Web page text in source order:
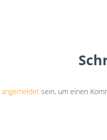
angemeldet sein, um einen